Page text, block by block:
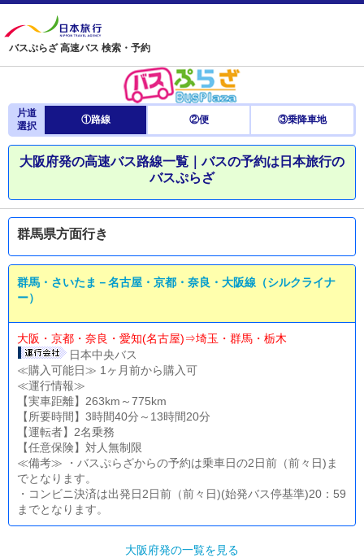
バスぷらざ 高速バス 検索・予約
片道
選択
①路線 ②便 ③乗降車地
大阪府発の高速バス路線一覧｜バスの予約は日本旅行の
バスぷらざ
群馬県方面行き
群馬・さいたま－名古屋・京都・奈良・大阪線（シルクライナ
ー）
大阪・京都・奈良・愛知(名古屋)⇒埼玉・群馬・栃木
日本中央バス
≪購入可能日≫ 1ヶ月前から購入可
≪運行情報≫
【実車距離】263km～775km
【所要時間】3時間40分～13時間20分
【運転者】2名乗務
【任意保険】対人無制限
≪備考≫ ・バスぷらざからの予約は乗車日の2日前（前々日)ま
でとなります。
・コンビニ決済は出発日2日前（前々日)(始発バス停基準)20：59
までとなります。
大阪府発の一覧を見る